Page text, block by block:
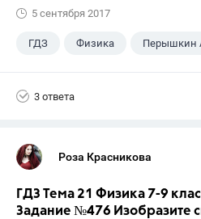
5 сентября 2017
ГДЗ Физика Перышкин
3 ответа
Роза Красникова
ГДЗ Тема 21 Физика 7-9
Задание №476 Изобразите